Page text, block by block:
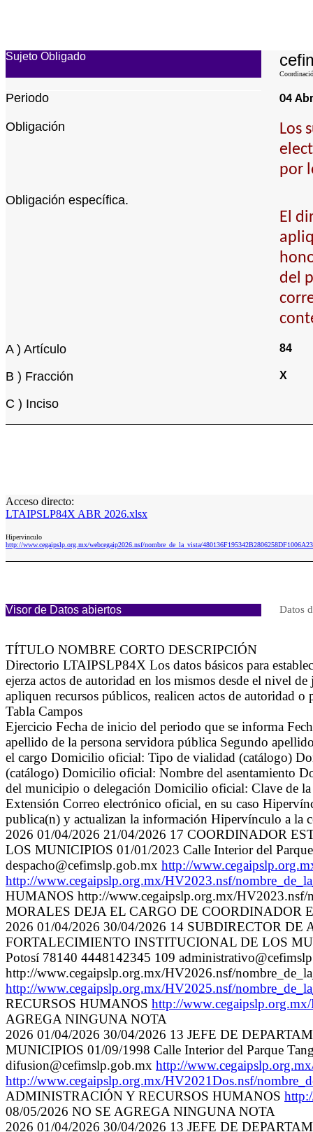
Sujeto Obligado
Periodo 04
Obligación
Los
por
Obligación específica.
El
del
A ) Artículo 84
B ) Fracción X
C ) Inciso
Acceso directo:
LTAIPSLP84X ABR 2026.xlsx
Hipervinculo
http://www.cegaipslp.org.mx/webcegaip2026.nsf/nombre_de_la_vista/
Visor de Datos abiertos Datos
TÍTULO NOMBRE CORTO DESCRIPCIÓN
Directorio LTAIPSLP84X Los datos básicos para
ejerza actos de autoridad en los mismos desde el nivel
apliquen recursos públicos, realicen actos de autoridad
Tabla Campos
Ejercicio Fecha de inicio del periodo que se informa
apellido de la persona servidora pública Segundo
el cargo Domicilio oficial: Tipo de vialidad (catálogo)
(catálogo) Domicilio oficial: Nombre del asentamiento
del municipio o delegación Domicilio oficial: Clave de
Extensión Correo electrónico oficial, en su caso
publica(n) y actualizan la información Hipervínculo a la
2026 01/04/2026 21/04/2026 17 COORDINADOR
LOS MUNICIPIOS 01/01/2023 Calle Interior del
despacho@cefimslp.gob.mx http://
http://www.cegaipslp.org.mx/HV2023.nsf/
HUMANOS http://www.cegaipslp.org.mx/
MORALES DEJA EL CARGO DE COORDINADOR
2026 01/04/2026 30/04/2026 14 SUBDIRECTOR
FORTALECIMIENTO INSTITUCIONAL DE LOS
Potosí 78140 4448142345 109
http://www.cegaipslp.org.mx/HV2026.nsf/
http://www.cegaipslp.org.mx/HV2025.nsf/
RECURSOS HUMANOS http://
AGREGA NINGUNA NOTA
2026 01/04/2026 30/04/2026 13 JEFE DE
MUNICIPIOS 01/09/1998 Calle Interior del Parque
difusion@cefimslp.gob.mx http://
http://www.cegaipslp.org.mx/HV2021Dos.nsf/
ADMINISTRACIÓN Y RECURSOS HUMANOS
08/05/2026 NO SE AGREGA NINGUNA NOTA
2026 01/04/2026 30/04/2026 13 JEFE DE